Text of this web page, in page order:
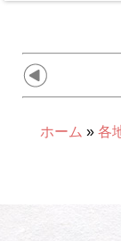
ホーム » 各